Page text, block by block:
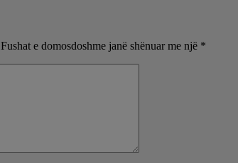
Fushat e domosdoshme janë shënuar me një *